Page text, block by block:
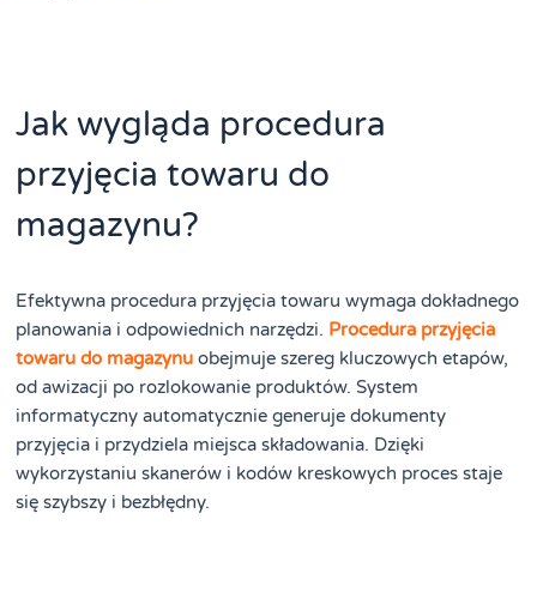
Jak wygląda procedura
przyjęcia towaru do
magazynu?
Efektywna procedura przyjęcia towaru wymaga dokładnego
planowania i odpowiednich narzędzi. Procedura przyjęcia
towaru do magazynu obejmuje szereg kluczowych etapów,
od awizacji po rozlokowanie produktów. System
informatyczny automatycznie generuje dokumenty
przyjęcia i przydziela miejsca składowania. Dzięki
wykorzystaniu skanerów i kodów kreskowych proces staje
się szybszy i bezbłędny.